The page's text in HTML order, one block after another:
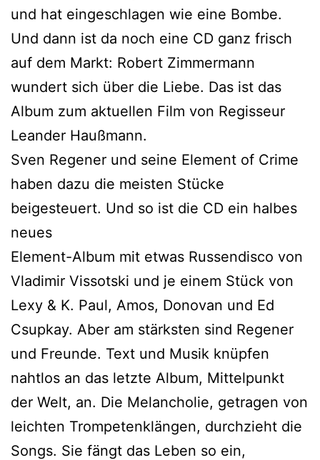
und hat eingeschlagen wie eine Bombe.
Und dann ist da noch eine CD ganz frisch
auf dem Markt: Robert Zimmermann
wundert sich über die Liebe. Das ist das
Album zum aktuellen Film von Regisseur
Leander Haußmann.
Sven Regener und seine Element of Crime
haben dazu die meisten Stücke
beigesteuert. Und so ist die CD ein halbes
neues
Element-Album mit etwas Russendisco von
Vladimir Vissotski und je einem Stück von
Lexy & K. Paul, Amos, Donovan und Ed
Csupkay. Aber am stärksten sind Regener
und Freunde. Text und Musik knüpfen
nahtlos an das letzte Album, Mittelpunkt
der Welt, an. Die Melancholie, getragen von
leichten Trompetenklängen, durchzieht die
Songs. Sie fängt das Leben so ein,